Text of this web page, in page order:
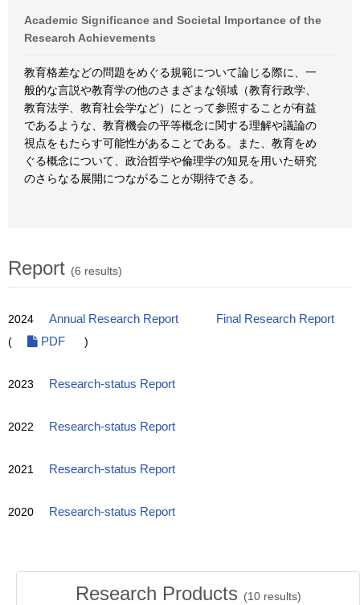
Academic Significance and Societal Importance of the
Research Achievements
教育格差などの問題をめぐる規範について論じる際に、一
般的な言説や教育学の他のさまざまな領域（教育行政学、
教育法学、教育社会学など）にとって参照することが有益
であるような、教育機会の平等概念に関する理解や議論の
視点をもたらす可能性があることである。また、教育をめ
ぐる概念について、政治哲学や倫理学の知見を用いた研究
のさらなる展開につながることが期待できる。
Report (6 results)
2024 Annual Research Report
Final Research Report
(
PDF )
2023 Research-status Report
2022 Research-status Report
2021 Research-status Report
2020 Research-status Report
Research Products (10results)